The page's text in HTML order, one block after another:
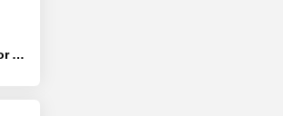
SmileXCorp 3- Horror Attack!